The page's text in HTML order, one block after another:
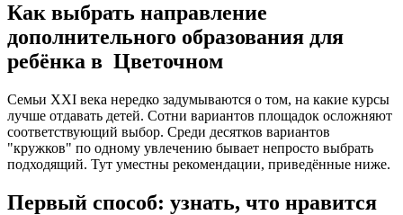
Как выбрать направление
дополнительного образования для
ребёнка в Цветочном
Семьи XXI века нередко задумываются о том, на какие курсы
лучше отдавать детей. Сотни вариантов площадок осложняют
соответствующий выбор. Среди десятков вариантов
"кружков" по одному увлечению бывает непросто выбрать
подходящий. Тут уместны рекомендации, приведённые ниже.
Первый способ: узнать, что нравится